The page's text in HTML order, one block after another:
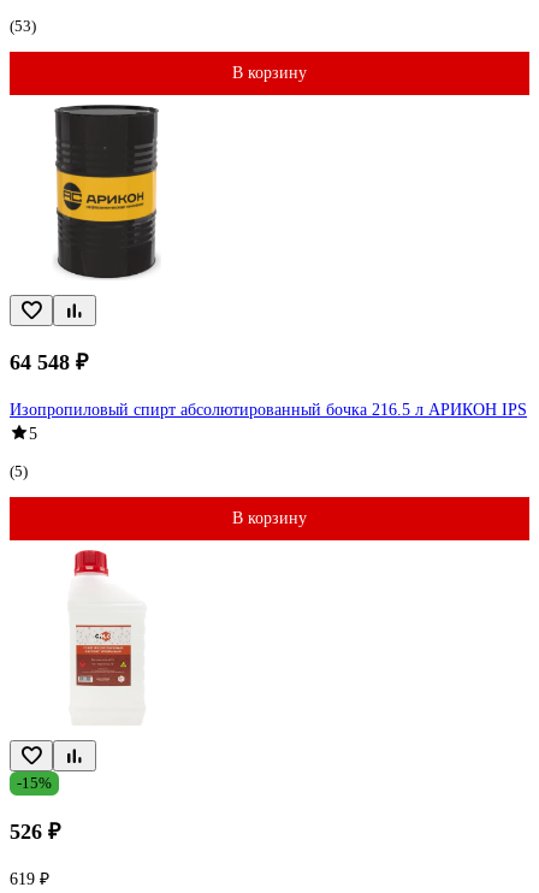
(53)
В корзину
64 548 ₽
Изопропиловый спирт абсолютированный бочка 216.5 л АРИКОН IPS
5
(5)
В корзину
-15%
526 ₽
619 ₽